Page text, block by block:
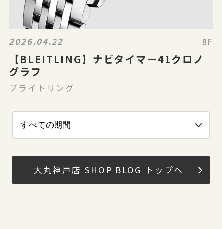
2026.04.22 8F
【BLEITLING】ナビタイマー41クロノ
グラフ
ブライトリング
大丸神戸店 SHOP BLOG トップへ